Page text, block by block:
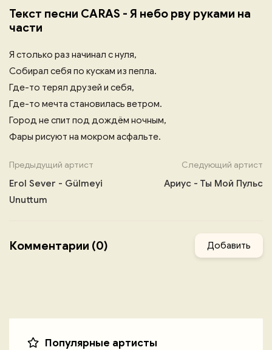
Текст песни CARAS - Я небо рву руками на
части
Я столько раз начинал с нуля,
Собирал себя по кускам из пепла.
Где-то терял друзей и себя,
Где-то мечта становилась ветром.
Город не спит под дождём ночным,
Фары рисуют на мокром асфальте.
Предыдущий артист
Erol Sever - Gülmeyi
Unuttum
Следующий артист
Ариус - Ты Мой Пульс
Комментарии (0) Добавить
Популярные артисты